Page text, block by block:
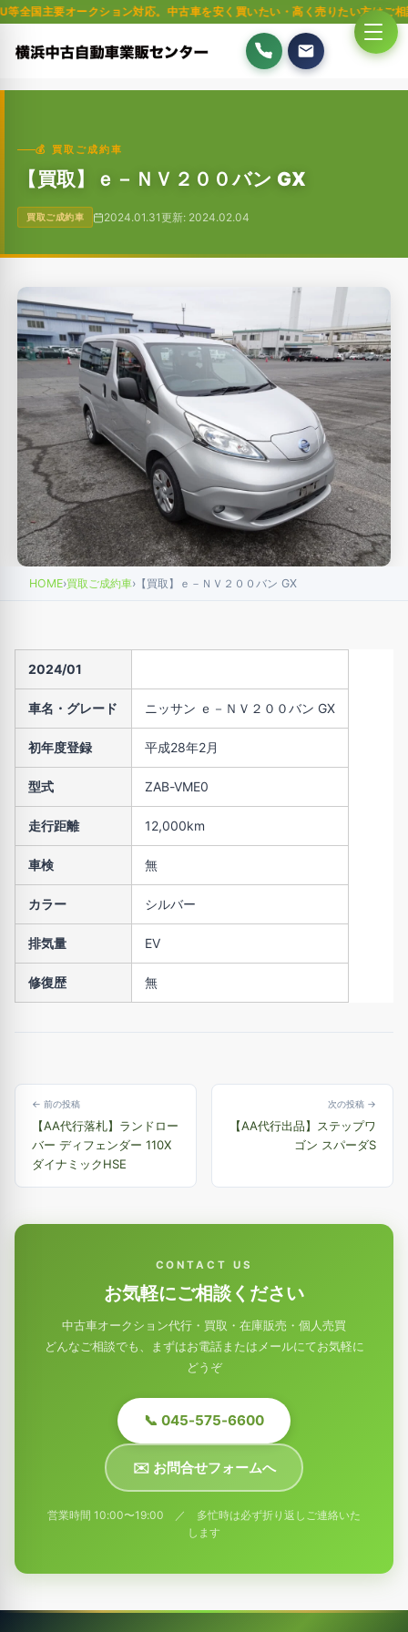
クション対応。中古車を安く買いたい・高く売りたい方はご相談ください
💰 買取ご成約車
【買取】ｅ－ＮＶ２００バン GX
買取ご成約車 2024.01.31更新: 2024.02.04
HOME›買取ご成約車› 【買取】ｅ－ＮＶ２００バン GX
2024/01
車名・グレード ニッサン ｅ－ＮＶ２００バン GX
初年度登録 平成28年2月
型式 ZAB-VME0
走行距離 12,000km
車検 無
カラー シルバー
排気量 EV
修復歴 無
← 前の投稿
【AA代行落札】ランドロー
バー ディフェンダー 110X
ダイナミックHSE
次の投稿 →
【AA代行出品】ステップワ
ゴン スパーダS
CONTACT US
お気軽にご相談ください
中古車オークション代行・買取・在庫販売・個人売買
どんなご相談でも、まずはお電話またはメールにてお気軽に
どうぞ
📞 045-575-6600
✉️ お問合せフォームへ
営業時間 10:00〜19:00 ／ 多忙時は必ず折り返しご連絡いた
します